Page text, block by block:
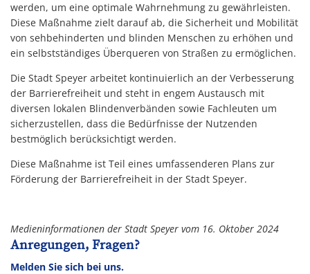
werden, um eine optimale Wahrnehmung zu gewährleisten.
Diese Maßnahme zielt darauf ab, die Sicherheit und Mobilität
von sehbehinderten und blinden Menschen zu erhöhen und
ein selbstständiges Überqueren von Straßen zu ermöglichen.
Die Stadt Speyer arbeitet kontinuierlich an der Verbesserung
der Barrierefreiheit und steht in engem Austausch mit
diversen lokalen Blindenverbänden sowie Fachleuten um
sicherzustellen, dass die Bedürfnisse der Nutzenden
bestmöglich berücksichtigt werden.
Diese Maßnahme ist Teil eines umfassenderen Plans zur
Förderung der Barrierefreiheit in der Stadt Speyer.
Medieninformationen der Stadt Speyer vom 16. Oktober 2024
Anregungen, Fragen?
Melden Sie sich bei uns.